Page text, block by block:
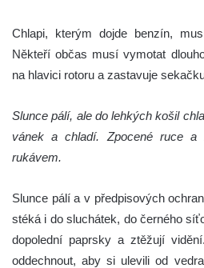
Chlapi, kterým dojde benzín,
Někteří občas musí vymotat
na hlavici rotoru a zastavuje
Slunce pálí, ale do lehkých košil
vánek a chladí. Zpocené ruce
rukávem.
Slunce pálí a v předpisových
stéká i do sluchátek, do černého
dopolední paprsky a ztěžují
oddechnout, aby si ulevili od